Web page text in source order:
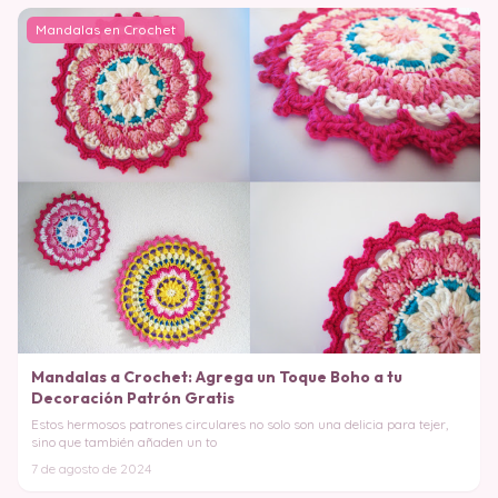
Mandalas en Crochet
Mandalas a Crochet: Agrega un Toque Boho a tu
Decoración Patrón Gratis
Estos hermosos patrones circulares no solo son una delicia para tejer,
sino que también añaden un to
7 de agosto de 2024